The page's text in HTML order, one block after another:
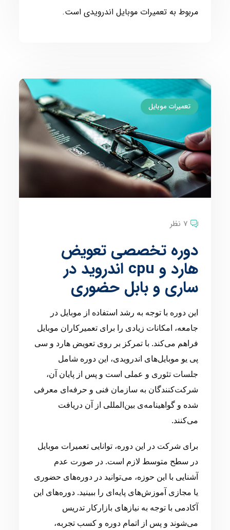
مربوط به تعمیرات موبایل اندرویدی است.
تعمیرات موبایل
7 نظر
دوره تخصصی تعویض
هارد و cpu اندروید در
ساری و بابل حضوری
این دوره با توجه به رشد استفاده از موبایل در
جامعه، امکانات زیادی را برای تعمیرکاران موبایل
فراهم می‌کند. با تمرکز بر روی تعویض هارد و سی
پی یو موبایل‌های اندرویدی، این دوره شامل
جلسات تئوری و عملی است و پس از پایان آن،
شرکت‌کنندگان به سازمان فنی و حرفه‌ای معرفی
شده و گواهینامه‌ی بین‌المللی از آن دریافت
می‌کنند.
برای شرکت در این دوره، توانایی تعمیرات موبایل
در سطح متوسط لازم است. در صورت عدم
آشنایی با این حوزه، می‌توانید در دوره‌های حضوری
یا مجازی آموزش‌های پایه‌ای را ببینید. دوره‌های این
آکادمی با توجه به نیازهای بازارکار تدریس
می‌شوند و پس از اتمام دوره و کسب تجربه،